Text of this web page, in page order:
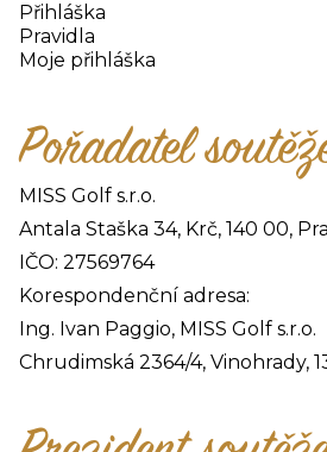
Přihláška
Pravidla
Moje přihláška
Pořadatel
MISS Golf s.r.o.
Antala Staška 34, Krč, 140 00,
IČO: 27569764
Korespondenční adresa:
Ing. Ivan Paggio, MISS Golf s.r.o.
Chrudimská 2364/4, Vinohrady,